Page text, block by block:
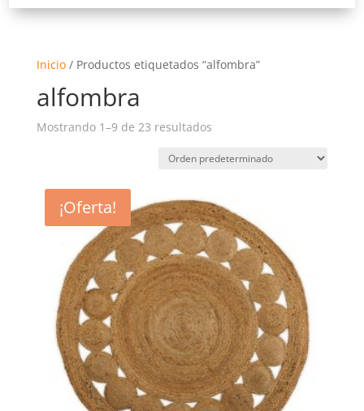
Inicio/ Productos etiquetados “alfombra”
alfombra
Mostrando 1–9 de 23 resultados
¡Oferta!